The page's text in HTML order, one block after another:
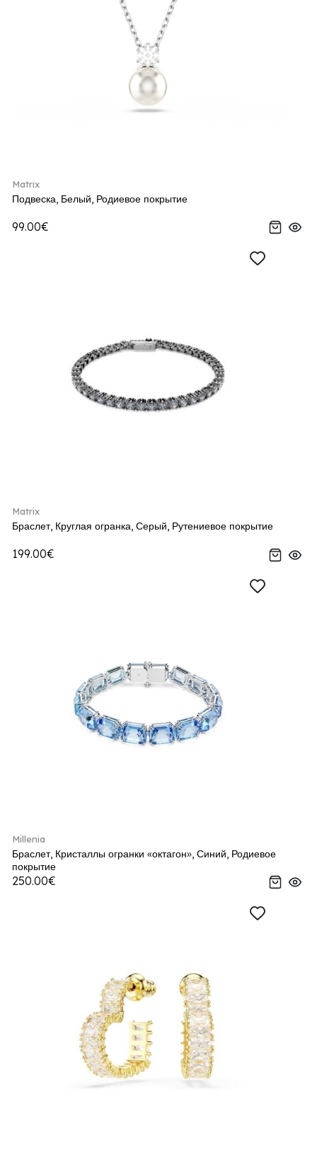
Matrix
Подвеска, Белый, Родиевое покрытие
99.00€
Matrix
Браслет, Круглая огранка, Серый, Рутениевое покрытие
199.00€
Millenia
Браслет, Кристаллы огранки «октагон», Синий, Родиевое
покрытие
250.00€